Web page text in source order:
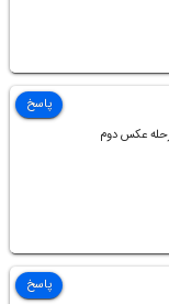
عکس دوم
پاسخ
پاسخ